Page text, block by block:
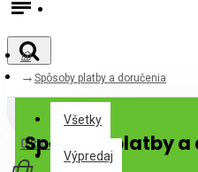
Všetky
Všetky
Výpredaj
0 ks - 0,00€
Spôsoby platby a doručenia
Spôsoby platby